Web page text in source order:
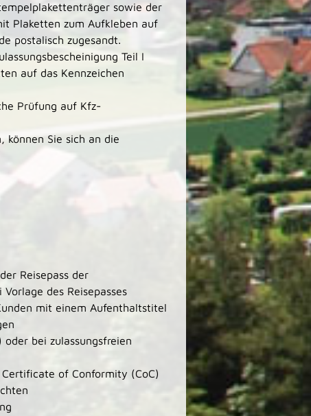
sowie der
Plaketten zum Aufkleben auf
postalisch zugesandt.
Teil I
auf das Kennzeichen
Prüfung auf Kfz-
können Sie sich an die
Reisepass der
des Reisepasses
mit einem Aufenthaltstitel
oder bei zulassungsfreien
of Conformity (CoC)